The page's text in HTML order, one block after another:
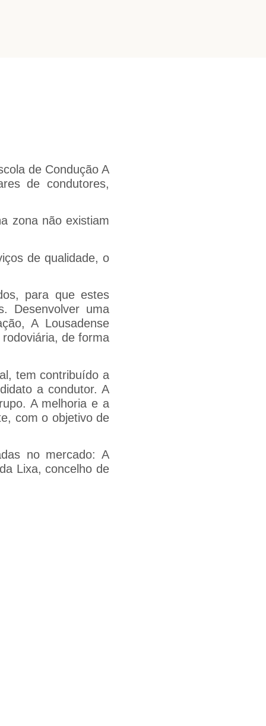
de Condução A
de condutores,
zona não existiam
de qualidade, o
para que estes
Desenvolver uma
A Lousadense
de forma
tem contribuído a
a condutor. A
A melhoria e a
com o objetivo de
no mercado: A
Lixa, concelho de